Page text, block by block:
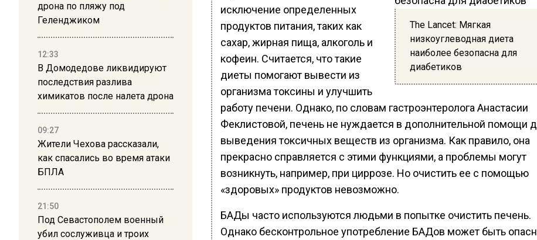
дрона по пляжу под
Геленджиком
12:33
В Домодедове ликвидируют
последствия разлива
химикатов после налета дрона
09:27
Жители Чехова рассказали,
как спасались во время атаки
БПЛА
21:50
Под Севастополем военный
убил сослуживца и троих
The Lancet: Мягкая
низкоуглеводная диета
наиболее безопасна для
диабетиков
исключение определенных
продуктов питания, таких как
сахар, жирная пища, алкоголь и
кофеин. Считается, что такие
диеты помогают вывести из
организма токсины и улучшить
работу печени. Однако, по словам гастроэнтеролога Анастасии
Феклистовой, печень не нуждается в дополнительной помощи
выведения токсичных веществ из организма. Как правило, она
прекрасно справляется с этими функциями, а проблемы могут
возникнуть, например, при циррозе. Но очистить ее с помощью
«здоровых» продуктов невозможно.
БАДы часто используются людьми в попытке очистить печень.
Однако бесконтрольное употребление БАДов может быть